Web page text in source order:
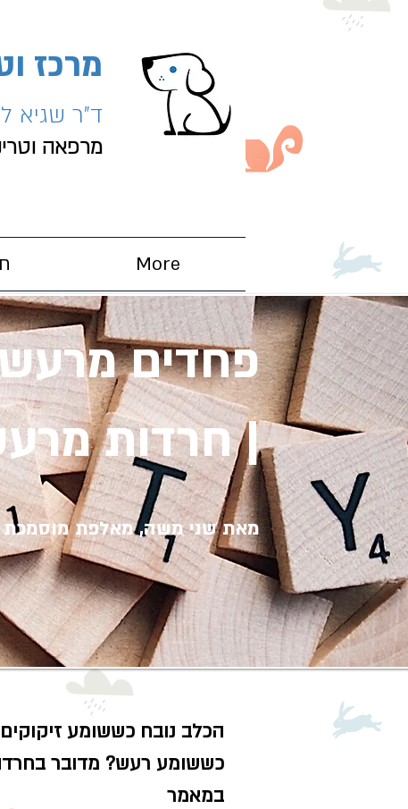
מרכז
ד"ר שגיא
מרפאה
More
פחדים
| חרדות
מאת שני משה, מאלפת מוסמכת
הכלב נובח כששומע
כששומע רעש? מדובר
במאמר